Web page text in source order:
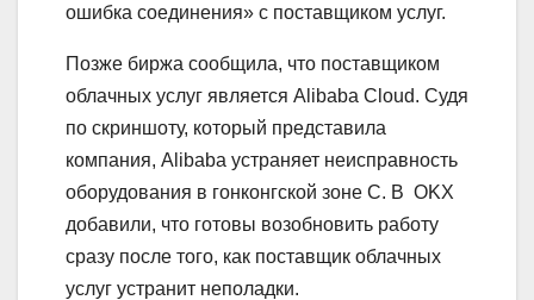
ошибка соединения» с поставщиком услуг.
Позже биржа сообщила, что поставщиком
облачных услуг является Alibaba Cloud. Судя
по скриншоту, который представила
компания, Alibaba устраняет неисправность
оборудования в гонконгской зоне С. В OKX
добавили, что готовы возобновить работу
сразу после того, как поставщик облачных
услуг устранит неполадки.